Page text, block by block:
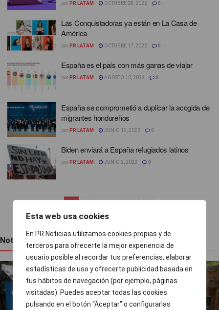
Esta web usa cookies
En PR Noticias utilizamos cookies propias y de
terceros para ofrecerte la mejor experiencia de
usuario posible al recordar tus preferencias, elaborar
estadísticas de uso y ofrecerte publicidad basada en
tus hábitos de navegación (por ejemplo, páginas
visitadas). Puedes aceptar todas las cookies
pulsando en el botón “Aceptar” o configurarlas
por PR LATAM OCTUBRE 28, 2022 0
Las Conquistadoras ya están en La Casa de
América
por PR LATAM OCTUBRE 17, 2022 0
España es el país con más ganas de viajar
por PR LATAM AGOSTO 10, 2022 0
España se comprometió a duplicar la acogida de
migrantes hondureños
por PR LATAM JUNIO 13, 2022 0
Biden enviará a España refugiados latinos
por PR LATAM JUNIO 2, 2022 0
Noticias recientes